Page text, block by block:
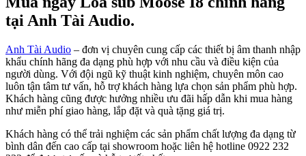
tại Anh Tài Audio.
Anh Tài Audio – đơn vị chuyên cung cấp các thiết bị âm thanh nhập
khẩu chính hãng đa dạng phù hợp với nhu cầu và điều kiện của
người dùng. Với đội ngũ kỹ thuật kinh nghiệm, chuyên môn cao
luôn tận tâm tư vấn, hỗ trợ khách hàng lựa chọn sản phẩm phù hợp.
Khách hàng cũng được hưởng nhiều ưu đãi hấp dẫn khi mua hàng
như miễn phí giao hàng, lắp đặt và quà tặng giá trị.
Khách hàng có thể trải nghiệm các sản phẩm chất lượng đa dạng từ
bình dân đến cao cấp tại showroom hoặc liên hệ hotline 0922 232